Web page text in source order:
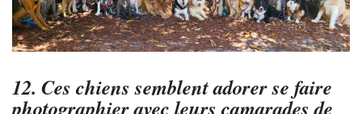
12. Ces chiens semblent adorer se faire
photographier avec leurs camarades de